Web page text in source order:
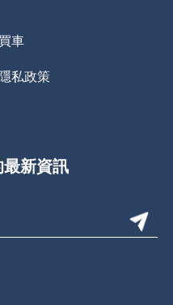
買車
隱私政策
新資訊